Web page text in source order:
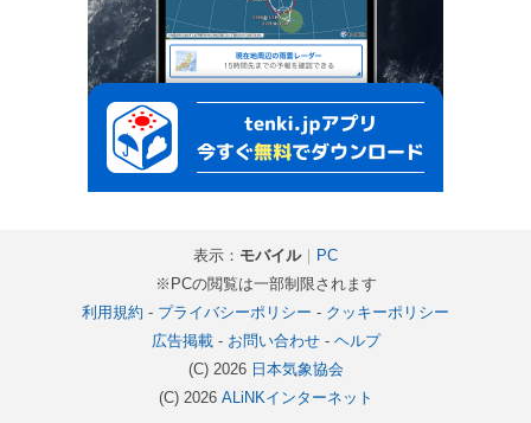
表示： モバイル｜ PC
※PCの閲覧は一部制限されます
利用規約 - プライバシーポリシー - クッキーポリシー
広告掲載- お問い合わせ- ヘルプ
(C) 2026 日本気象協会
(C) 2026 ALiNKインターネット